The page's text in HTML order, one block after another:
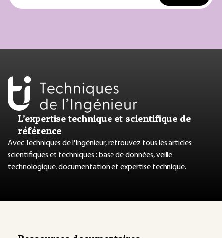
L’expertise technique et scientifique de
référence
Avec Techniques de l'Ingénieur, retrouvez tous les articles
scientifiques et techniques : base de données, veille
technologique, documentation et expertise technique.